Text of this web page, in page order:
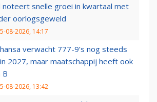
noteert snelle groei in kwartaal met
oorlogsgeweld
08-2026, 14:17
verwacht 777-9’s nog steeds
2027, maar maatschappij heeft ook
B
08-2026, 13:42